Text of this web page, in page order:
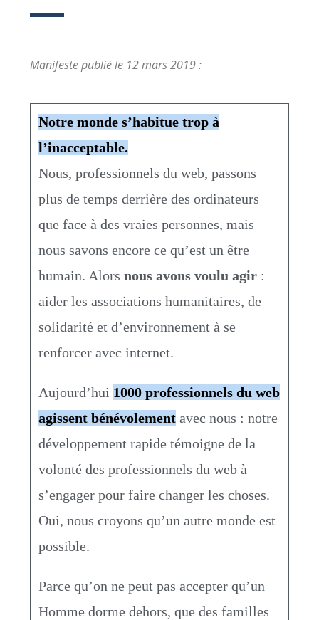
Manifeste publié le 12 mars 2019 :
Notre monde s’habitue trop à
l’inacceptable.
Nous, professionnels du web, passons
plus de temps derrière des ordinateurs
que face à des vraies personnes, mais
nous savons encore ce qu’est un être
humain. Alorsnous avons voulu agir :
aider les associations humanitaires, de
solidarité et d’environnement à se
renforcer avec internet.
Aujourd’hui 1000 professionnels du web
agissent bénévolement avec nous : notre
développement rapide témoigne de la
volonté des professionnels du web à
s’engager pour faire changer les choses.
Oui, nous croyons qu’un autre monde est
possible.
Parce qu’on ne peut pas accepter qu’un
Homme dorme dehors, que des familles